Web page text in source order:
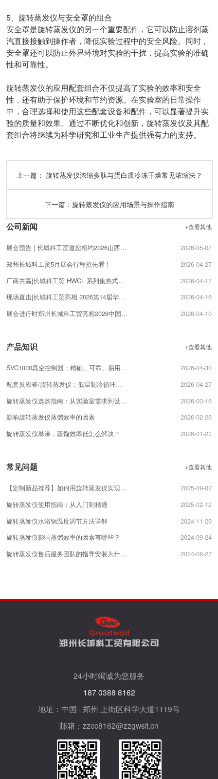
5、旋转蒸发仪与安全罩的组合
安全罩是旋转蒸发仪的另一个重要配件，它可以防止溶剂蒸
汽直接接触到操作者，降低实验过程中的安全风险。同时，
安全罩还可以防止外界环境对实验的干扰，提高实验的准确
性和可靠性。
旋转蒸发仪的应用配套组合不仅提高了实验的效率和安全
性，还有助于保护环境和节约资源。在实验室的日常操作
中，合理选择和使用这些配套设备和配件，可以显著提升实
验的质量和效果。通过不断优化和创新，旋转蒸发仪及其配
套组合将继续为科学研究和工业生产提供强有力的支持。
上一篇： 旋转蒸发仪浓缩多肽与蛋白质冷冻干燥常见浓缩法？
下一篇： 旋转蒸发仪的应用场景与操作指南
+查看其他
公司新闻
2026-05-07
展会预告 | 长城科工贸邀您相约2026山西科学仪器及实验室装备展览会！
2026-04-27
郑州长城科工贸5月展会行程抢先看！
2026-04-17
厂商共赢|长城科工贸 HWCL 系列集热式磁力搅拌浴促销活动开启!
2026-04-16
现场直击|长城科工贸亮相 2026第14届华中科教仪器展!
2026-04-10
展会进行时郑州长城科工贸亮相2026中国（南京）国际科教技术及装备博览会！
+查看其他
产品知识
2026-04-30
SVC1000真空控制器：精确、可靠、易用的真空控制解决方案
2026-04-27
配套反应釜/旋转蒸发仪：低温制冷循环器的选型匹配技巧
2026-03-16
旋转蒸发仪选购指南：从实验室需求到设备配置的关键要点
2026-02-26
影响旋转蒸发仪蒸馏效率的因素
2026-01-23
旋转蒸发仪暴沸，蒸馏效率低怎么解决？
+查看其他
常见问题
2025-09-02
【定制新品推荐】如何用旋转蒸发仪实现精准分馏？
2025-02-12
旋转蒸发仪使用指南：从入门到精通
2024-11-29
旋转蒸发仪水浴锅温度调节方法详解
2024-09-24
旋转蒸发仪影响蒸馏效率的因素有哪些？
2024-08-27
旋转蒸发仪售后服务团队的指导安装为什么很重要？
24小时竭诚为您服务
187 0388 8162
地址：中国 · 郑州 上街区科学大道1119号
邮箱：zzcc8162@zzgwsit.cn